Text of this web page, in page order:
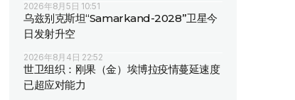
2026年8月5日 10:51
乌兹别克斯坦“Samarkand-2028”卫星今
日发射升空
2026年8月4日 22:52
世卫组织：刚果（金）埃博拉疫情蔓延速度
已超应对能力